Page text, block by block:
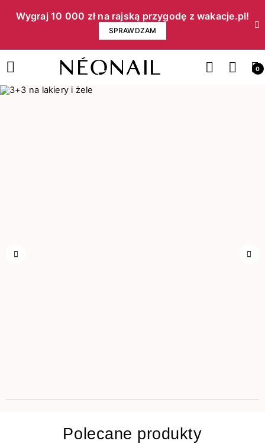
Wygraj 10 000 zł na rajską przygodę z wakacje.pl!​
SPRAWDZAM
0
Polecane produkty